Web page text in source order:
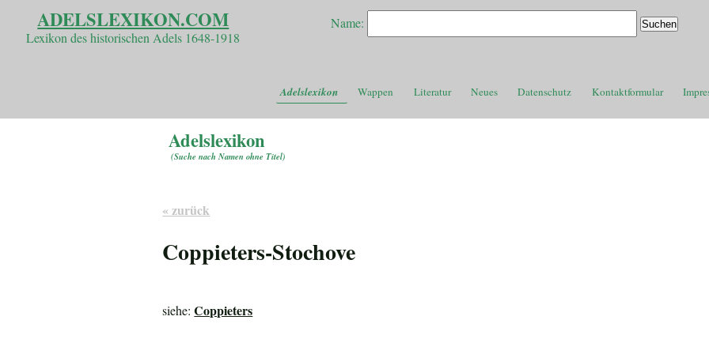
ADELSLEXIKON.COM
Lexikon des historischen Adels 1648-1918
Name:
Adelslexikon Wappen Literatur Neues Datenschutz Kontaktformular
Adelslexikon
(Suche nach Namen ohne Titel)
« zurück
Coppieters-Stochove
siehe:Coppieters